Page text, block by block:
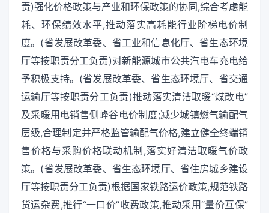
责)强化价格政策与产业和环保政策的协同,综合考虑能
耗、环保绩效水平,推动落实高耗能行业阶梯电价制
度。(省发展改革委、省工业和信息化厅、省生态环境
厅等按职责分工负责)对新能源城市公共汽电车充电给
予积极支持。(省发展改革委、省生态环境厅、省交通
运输厅等按职责分工负责)推动落实清洁取暖“煤改电”
及采暖用电销售侧峰谷电价制度;减少城镇燃气输配气
层级,合理制定并严格监管输配气价格,建立健全终端销
售价格与采购价格联动机制,落实好清洁取暖气价政
策。(省发展改革委、省生态环境厅、省住房城乡建设
厅等按职责分工负责)根据国家铁路运价政策,规范铁路
货运杂费,推行“一口价”收费政策,推动采用“量价互保”